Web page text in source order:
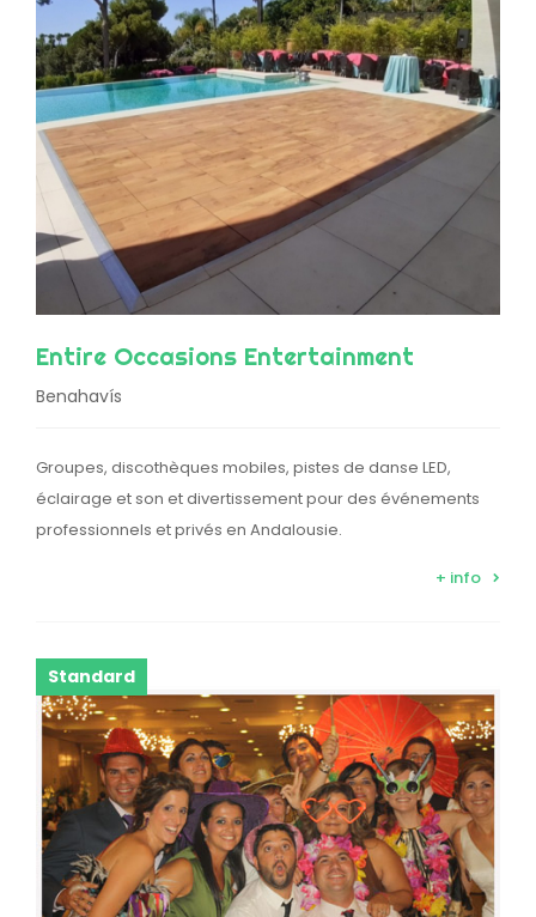
Entire Occasions Entertainment
Benahavís
Groupes, discothèques mobiles, pistes de danse LED,
éclairage et son et divertissement pour des événements
professionnels et privés en Andalousie.
+ info
Standard